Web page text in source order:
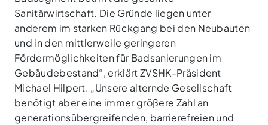
Sanitärwirtschaft. Die Gründe liegen unter
anderem im starken Rückgang bei den Neubauten
und in den mittlerweile geringeren
Fördermöglichkeiten für Badsanierungen im
Gebäudebestand“, erklärt ZVSHK-Präsident
Michael Hilpert. „Unsere alternde Gesellschaft
benötigt aber eine immer größere Zahl an
generationsübergreifenden, barrierefreien und